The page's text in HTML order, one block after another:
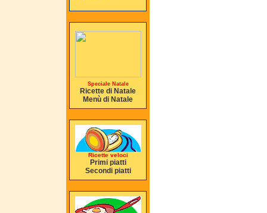
Speciale Natale
Ricette di Natale
Menù di Natale
Ricette veloci
Primi piatti
Secondi piatti